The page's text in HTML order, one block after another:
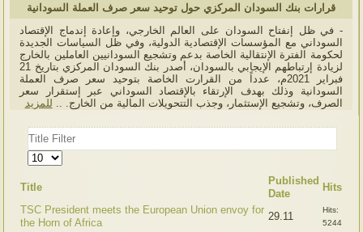
قرارات بنك السودان المركزي حول توحيد سعر صرف العملة السودانية
- في ظل إنفتاح السودان على العالم الخارجي، وإعادة إندماج الإقتصاد
السوداني مع المؤسسات الإقتصادية الدولية، وفي ظل السياسات الجديدة
لحكومة الفترة الإنتقالية الخاصة بدعم وتشجيع السودانيين العاملين بالخارج
لزيادة إرتباطهم الإيجابي بالسودان، أصدر بنك السودان المركزي بتاريخ 21
فبراير 2021م، عدداً من القرارت الخاصة بتوحيد سعر صرف العملة
السودانية وذلك بهدف الإرتقاء بالإقتصاد السوداني عبر إستقرار سعر
الصرف، وتشجيع الإستثمار، وجذب التتحويلات المالية من الخارج. .. للمزيد
Title
Filter
Display
#
Title
Published
Date
Hits
TSC President meets the European Union envoy for
the Horn of Africa
29.11
Hits:
5244